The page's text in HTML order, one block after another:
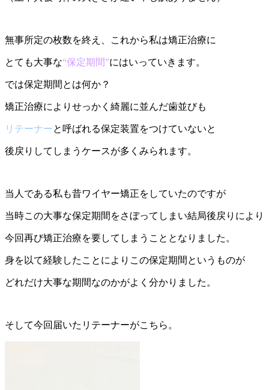
無事所定の枚数を終え、これから私は矯正治療に
とても大事な“保定期間”にはいっていきます。
では保定期間とは何か？
矯正治療によりせっかく綺麗に並んだ歯並びも
リテーナーと呼ばれる保定装置をつけていないと
後戻りしてしまうケースが多くみられます。
当人である私も昔ワイヤー矯正をしていたのですが
当時この大事な保定期間をさぼってしまい結局後戻りにより
今回再び矯正治療を要してしまうこととなりました。
身を以て経験したことによりこの保定期間というものが
どれだけ大事な期間なのかがよく分かりました。
そして今回届いたリテーナーがこちら。